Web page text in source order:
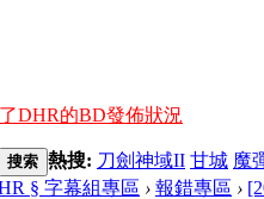
DHR的BD發佈狀況
搜索 熱搜: 刀劍神域II 甘城 魔
§ 字幕組專區 › 報錯專區 ›